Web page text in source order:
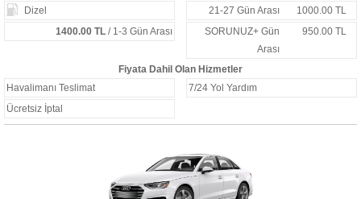
Dizel
21-27 Gün Arası
1000.00 TL
1400.00 TL/ 1-3 Gün Arası
SORUNUZ+ Gün
Arası
950.00 TL
Fiyata Dahil Olan Hizmetler
Havalimanı Teslimat
7/24 Yol Yardım
Ücretsiz İptal